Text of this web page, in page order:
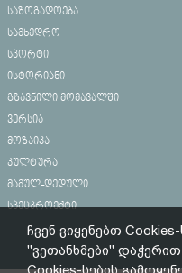
საზოგადოება
სამხედრო
სპორტი
ისტორიანი
გზავნილი მომავალში
ვერსია
მოზაიკა
კულტურა
მამულ-დედული
სპეცპროექტი
ჩვენ ვიყენებთ
"ვეთანხმები"
Cookies-სების